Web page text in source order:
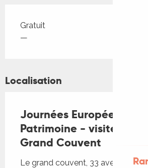
Tarifs 2026
Gratuit
—
Localisation
Journées Européennes
Patrimoine - visite et
Grand Couvent
Le grand couvent, 33 avenue